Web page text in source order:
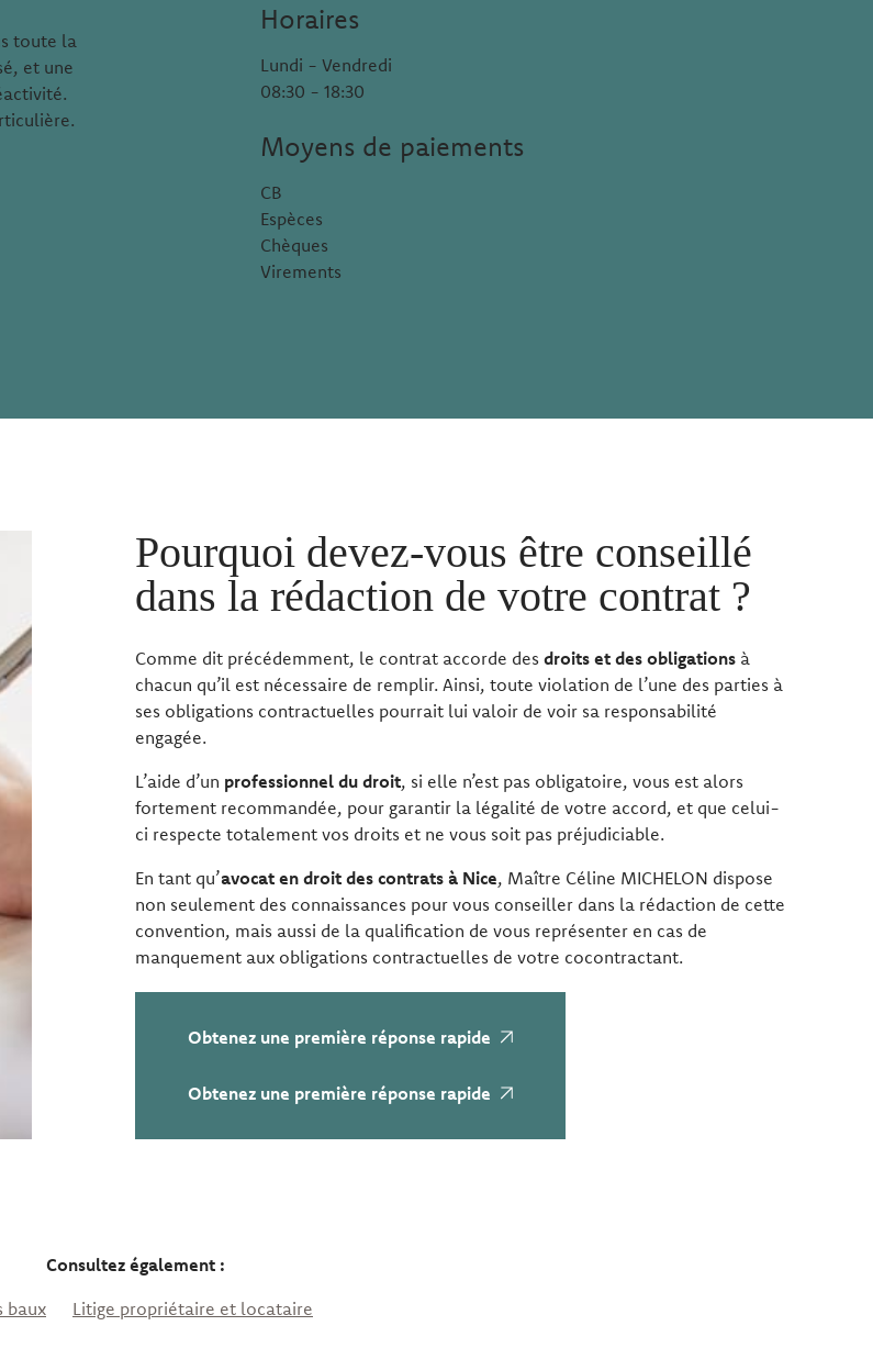
toute la
et une
Horaires
Lundi - Vendredi
08:30 - 18:30
Moyens de paiements
CB
Espèces
Chèques
Virements
Pourquoi devez-vous être conseillé
dans la rédaction de votre contrat ?
Comme dit précédemment, le contrat accorde des droits et des obligations à
chacun qu’il est nécessaire de remplir. Ainsi, toute violation de l’une des parties à
ses obligations contractuelles pourrait lui valoir de voir sa responsabilité
engagée.
L’aide d’un professionnel du droit, si elle n’est pas obligatoire, vous est alors
fortement recommandée, pour garantir la légalité de votre accord, et que celui-
ci respecte totalement vos droits et ne vous soit pas préjudiciable.
En tant qu’avocat en droit des contrats à Nice, Maître Céline MICHELON dispose
non seulement des connaissances pour vous conseiller dans la rédaction de cette
convention, mais aussi de la qualification de vous représenter en cas de
manquement aux obligations contractuelles de votre cocontractant.
Obtenez une première réponse rapide
Obtenez une première réponse rapide
Consultez également :
baux
Litige propriétaire et locataire